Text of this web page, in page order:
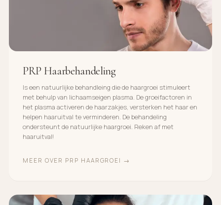
PRP Haarbehandeling
Is een natuurlijke behandleing die de haargroei stimuleert
met behulp van lichaamseigen plasma. De groeifactoren in
het plasma activeren de haarzakjes, versterken het haar en
helpen haaruitval te verminderen. De behandeling
ondersteunt de natuurlijke haargroei. Reken af met
haaruitval!
MEER OVER PRP HAARGROEI →